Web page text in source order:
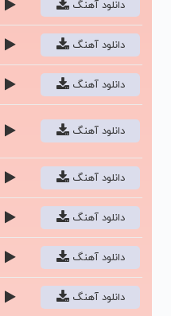
دانلود آهنگ
دانلود آهنگ
دانلود آهنگ
دانلود آهنگ
دانلود آهنگ
دانلود آهنگ
دانلود آهنگ
دانلود آهنگ